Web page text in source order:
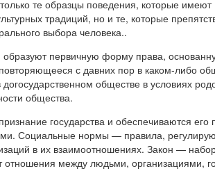
те образцы поведения, которые
традиций, но и те, которые
выбора человека..
первичную форму права,
с давних пор в каком-либо
обществе в условиях
общества.
государства и обеспечиваются его
Социальные нормы — правила,
в их взаимоотношениях. Закон —
отношения между людьми, организациями,